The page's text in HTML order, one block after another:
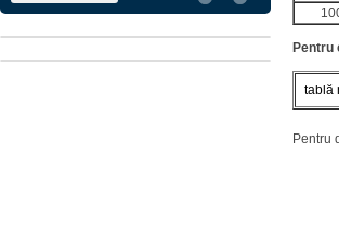
Pentru
tablă
Pentru